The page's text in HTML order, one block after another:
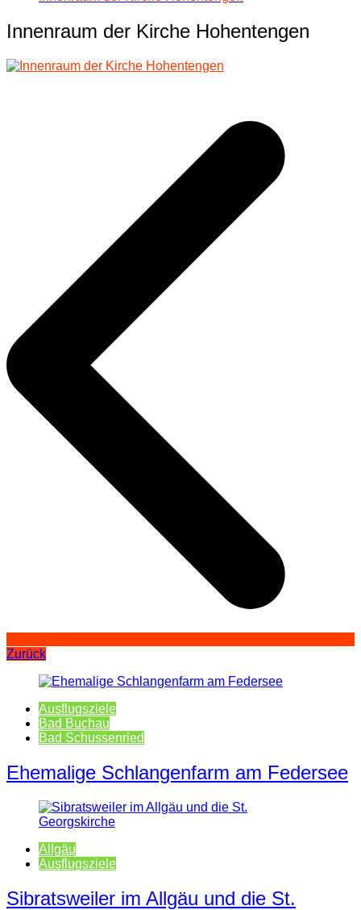
Innenraum der Kirche Hohentengen
Zurück
Ausflugsziele
Bad Buchau
Bad Schussenried
Ehemalige Schlangenfarm am Federsee
Allgäu
Ausflugsziele
Sibratsweiler im Allgäu und die St.